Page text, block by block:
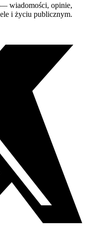
wiadomości, opinie,
i życiu publicznym.